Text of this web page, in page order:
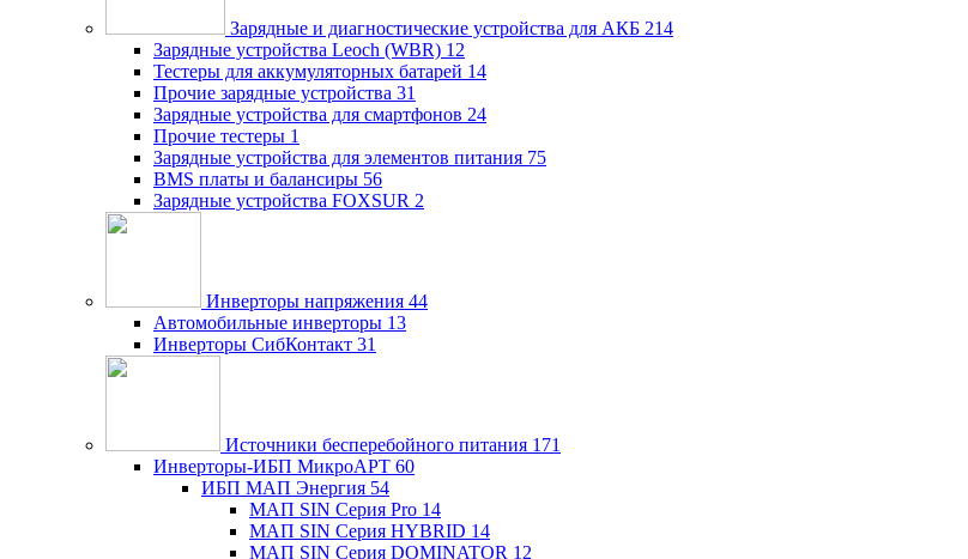
Зарядные и диагностические устройства для АКБ 214
Зарядные устройства Leoch (WBR) 12
Тестеры для аккумуляторных батарей 14
Прочие зарядные устройства 31
Зарядные устройства для смартфонов 24
Прочие тестеры 1
Зарядные устройства для элементов питания 75
BMS платы и балансиры 56
Зарядные устройства FOXSUR 2
Инверторы напряжения 44
Автомобильные инверторы 13
Инверторы СибКонтакт 31
Источники бесперебойного питания 171
Инверторы-ИБП МикроАРТ 60
ИБП МАП Энергия 54
МАП SIN Серия Pro 14
МАП SIN Серия HYBRID 14
МАП SIN Серия DOMINATOR 12